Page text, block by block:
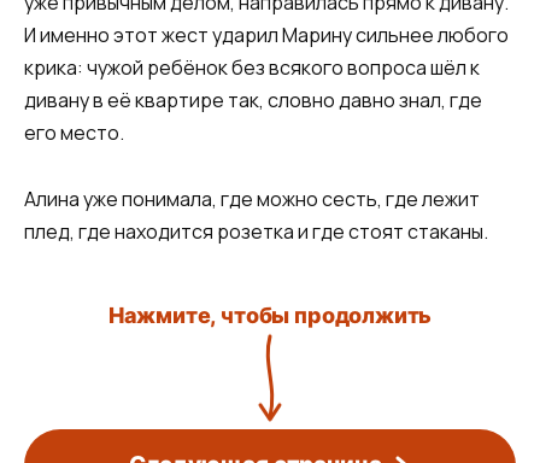
И именно этот жест ударил Марину сильнее любого
крика: чужой ребёнок без всякого вопроса шёл к
дивану в её квартире так, словно давно знал, где
его место.
Алина уже понимала, где можно сесть, где лежит
плед, где находится розетка и где стоят стаканы.
Нажмите, чтобы продолжить